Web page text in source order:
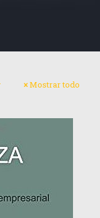
Mostrar todo